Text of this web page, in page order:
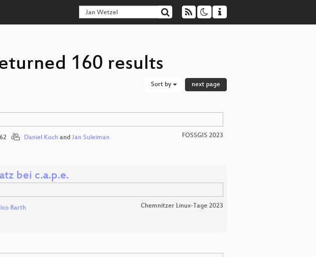
160 results
Sort by next page
Daniel Koch and Jan Suleiman FOSSGIS 2023
bei c.a.p.e.
Barth Chemnitzer Linux-Tage 2023